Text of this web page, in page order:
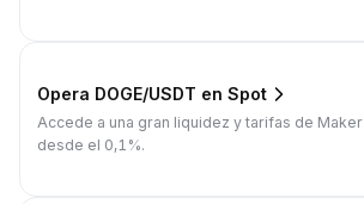
Opera DOGE/USDT en Spot
Accede a una gran liquidez y tarifas de Maker
desde el 0,1%.